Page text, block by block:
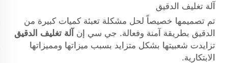
آلة تغليف الدقيق
تم تصميمها خصيصاً لحل مشكلة تعبئة كميات كبيرة من
الدقيق بطريقة آمنة وفعالة. جي سي إن آلة تغليف الدقيق
تزايدت شعبيتها بشكل متزايد بسبب ميزاتها ومميزاتها
الابتكارية.